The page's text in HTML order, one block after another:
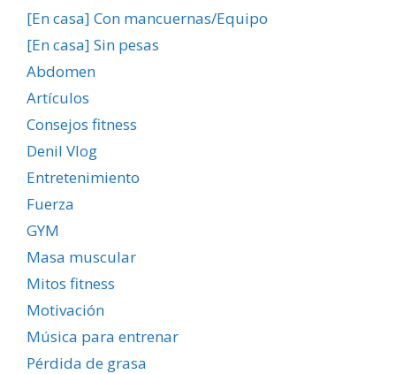
[En casa] Con mancuernas/Equipo
[En casa] Sin pesas
Abdomen
Artículos
Consejos fitness
Denil Vlog
Entretenimiento
Fuerza
GYM
Masa muscular
Mitos fitness
Motivación
Música para entrenar
Pérdida de grasa